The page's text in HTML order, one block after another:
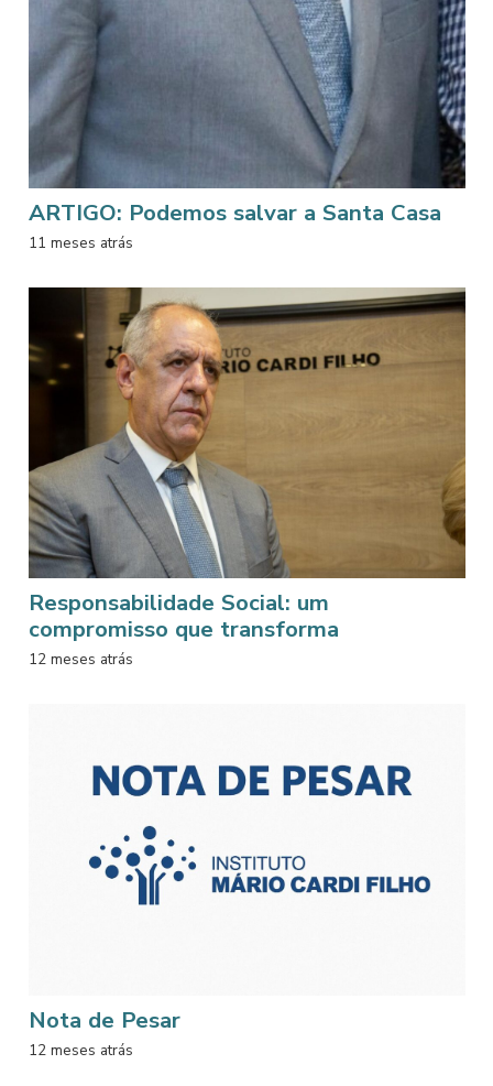
ARTIGO: Podemos salvar a Santa Casa
11 meses atrás
Responsabilidade Social: um
compromisso que transforma
12 meses atrás
Nota de Pesar
12 meses atrás